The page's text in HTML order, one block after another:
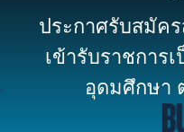
ประกาศรับสมัค
เข้ารับราชการ
อุดมศึกษา